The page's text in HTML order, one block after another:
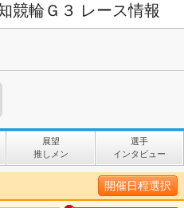
競輪Ｇ３ レース情報
展望
推しメン
選手
インタビュー
開催日程選択